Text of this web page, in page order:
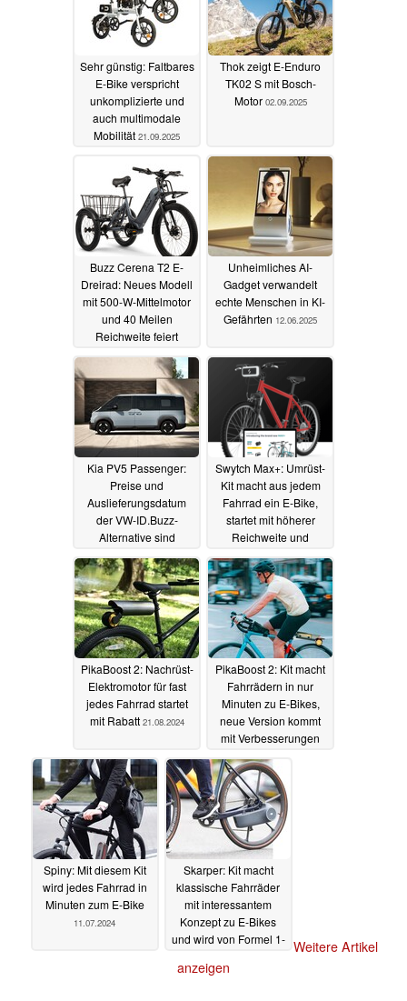
Sehr günstig: Faltbares
E-Bike verspricht
unkomplizierte und
auch multimodale
Mobilität 21.09.2025
Thok zeigt E-Enduro
TK02 S mit Bosch-
Motor 02.09.2025
Buzz Cerena T2 E-
Dreirad: Neues Modell
mit 500-W-Mittelmotor
und 40 Meilen
Reichweite feiert
Premiere16.07.2025
Unheimliches AI-
Gadget verwandelt
echte Menschen in KI-
Gefährten 12.06.2025
Kia PV5 Passenger:
Preise und
Auslieferungsdatum
der VW-ID.Buzz-
Alternative sind
bekannt12.06.2025
Swytch Max+: Umrüst-
Kit macht aus jedem
Fahrrad ein E-Bike,
startet mit höherer
Reichweite und
weiteren Optionen
17.10.2024
PikaBoost 2: Nachrüst-
Elektromotor für fast
jedes Fahrrad startet
mit Rabatt 21.08.2024
PikaBoost 2: Kit macht
Fahrrädern in nur
Minuten zu E-Bikes,
neue Version kommt
mit Verbesserungen
12.08.2024
Spiny: Mit diesem Kit
wird jedes Fahrrad in
Minuten zum E-Bike
11.07.2024
Skarper: Kit macht
klassische Fahrräder
mit interessantem
Konzept zu E-Bikes
und wird von Formel 1-
24.01.2024
Weitere Artikel
anzeigen